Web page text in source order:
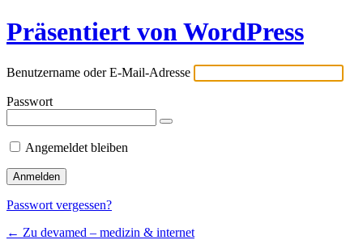
Präsentiert von WordPress
Benutzername oder E-Mail-Adresse
Passwort
Angemeldet bleiben
Passwort vergessen?
← Zu devamed – medizin & internet